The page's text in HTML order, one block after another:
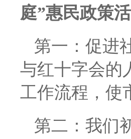
庭”惠民政策
第一：促进
与红十字会的
工作流程，使
第二：我们